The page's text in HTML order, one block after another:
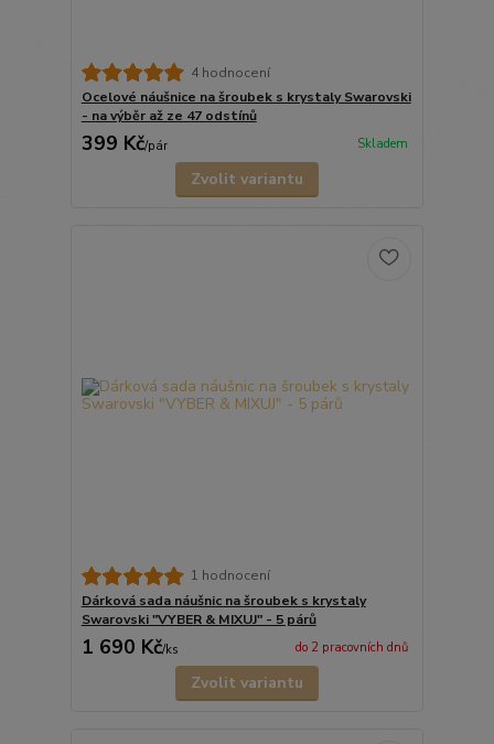
4 hodnocení
Ocelové náušnice na šroubek s krystaly Swarovski
- na výběr až ze 47 odstínů
399 Kč/pár Skladem
Zvolit variantu
1 hodnocení
Dárková sada náušnic na šroubek s krystaly
Swarovski "VYBER & MIXUJ" - 5 párů
1 690 Kč/ks do 2 pracovních dnů
Zvolit variantu